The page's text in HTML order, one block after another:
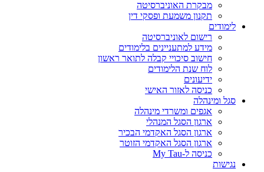
מבקרת האוניברסיטה
תקנון משמעת ופסקי דין
לימודים
רישום לאוניברסיטה
מידע למתעניינים בלימודים
חישוב סיכויי קבלה לתואר ראשון
לוח שנת הלימודים
ידיעונים
כניסה לאזור האישי
סגל ומינהלה
אגפים ומשרדי מינהלה
ארגון הסגל המנהלי
ארגון הסגל האקדמי הבכיר
ארגון הסגל האקדמי הזוטר
כניסה ל-My Tau
נגישות